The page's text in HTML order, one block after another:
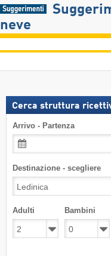
neve
Cerca struttura
Arrivo - Partenza
Destinazione - scegliere
Adulti Bambini